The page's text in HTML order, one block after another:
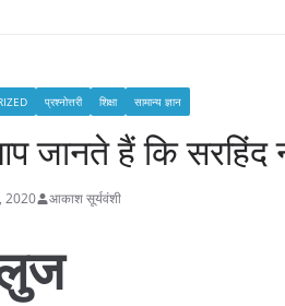
प्रश्नोत्तरी शिक्षा सामान्य ज्ञान
जानते हैं कि सरहिंद
2020 आकाश सूर्यवंशी